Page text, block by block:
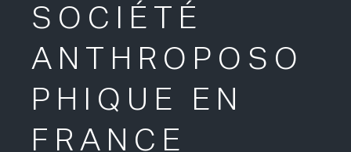
SOCIÉTÉ
ANTHROPOSO
PHIQUE EN
FRANCE